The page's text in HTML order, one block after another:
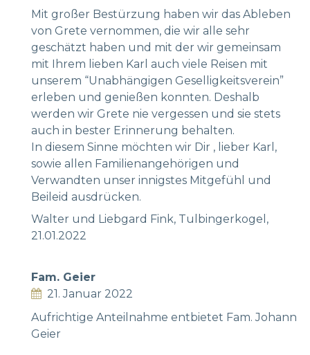
Mit großer Bestürzung haben wir das Ableben
von Grete vernommen, die wir alle sehr
geschätzt haben und mit der wir gemeinsam
mit Ihrem lieben Karl auch viele Reisen mit
unserem “Unabhängigen Geselligkeitsverein”
erleben und genießen konnten. Deshalb
werden wir Grete nie vergessen und sie stets
auch in bester Erinnerung behalten.
In diesem Sinne möchten wir Dir , lieber Karl,
sowie allen Familienangehörigen und
Verwandten unser innigstes Mitgefühl und
Beileid ausdrücken.
Walter und Liebgard Fink, Tulbingerkogel,
21.01.2022
Fam. Geier
21. Januar 2022
Aufrichtige Anteilnahme entbietet Fam. Johann
Geier